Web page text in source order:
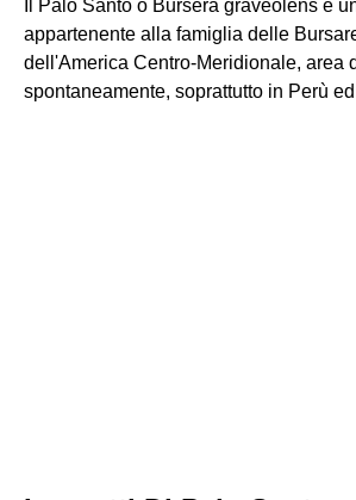
Il Palo Santo o Bursera graveolens è
appartenente alla famiglia delle
dell'America Centro-Meridionale, area
spontaneamente, soprattutto in Perù